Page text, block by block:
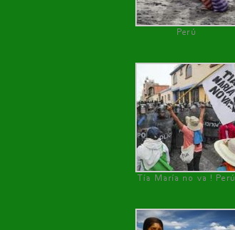
Perú
Tía María no va ! Perú